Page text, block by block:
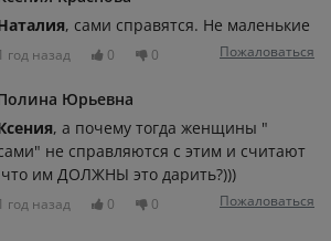
, сами справятся. Не маленькие
год назад 0 0 Пожаловаться
Юрьевна
, а почему тогда женщины "
не справляются с этим и считают
им ДОЛЖНЫ это дарить?)))
год назад 0 0 Пожаловаться